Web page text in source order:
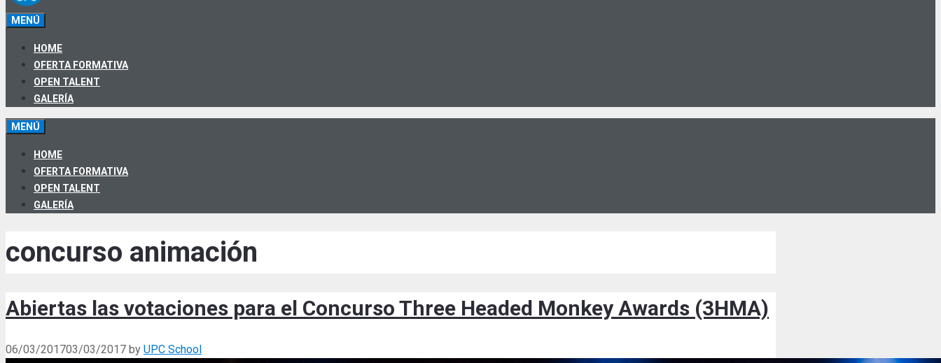
MENÚ
HOME
OFERTA FORMATIVA
OPEN TALENT
GALERÍA
MENÚ
HOME
OFERTA FORMATIVA
OPEN TALENT
GALERÍA
concurso animación
Abiertas las votaciones para el Concurso Three Headed Monkey Awards (3HMA)
06/03/201703/03/2017 by UPC School